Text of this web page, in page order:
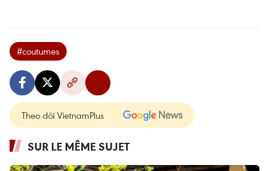
#coutumes
Theo dõi VietnamPlus
SUR LE MÊME SUJET